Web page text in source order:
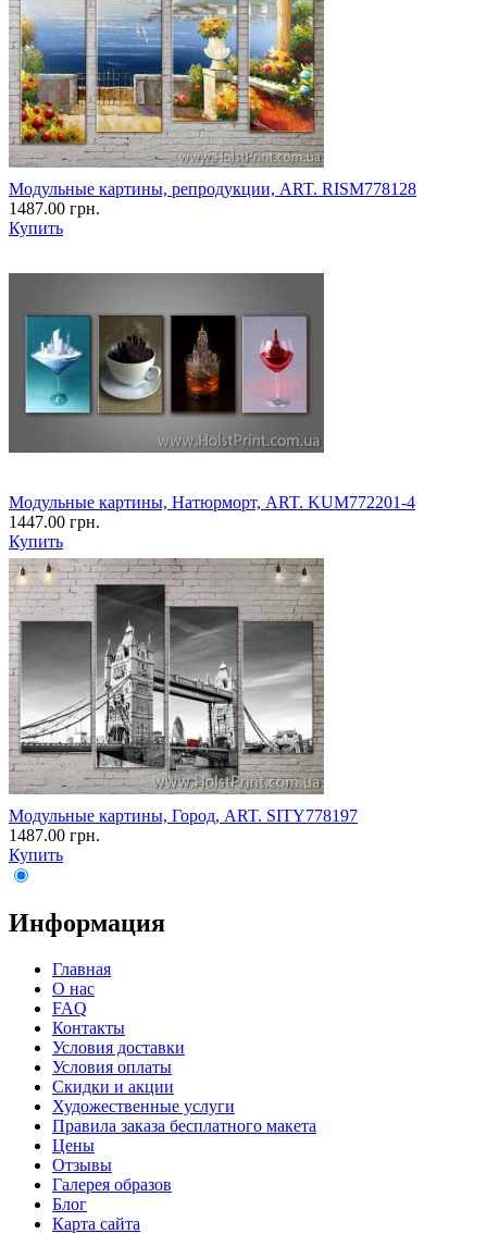
Модульные картины, репродукции, ART. RISM778128
1487.00 грн.
Купить
Модульные картины, Натюрморт, ART. KUM772201-4
1447.00 грн.
Купить
Модульные картины, Город, ART. SITY778197
1487.00 грн.
Купить
Информация
Главная
О нас
FAQ
Контакты
Условия доставки
Условия оплаты
Скидки и акции
Художественные услуги
Правила заказа бесплатного макета
Цены
Отзывы
Галерея образов
Блог
Карта сайта